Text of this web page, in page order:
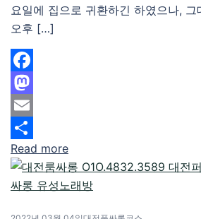
요일에 집으로 귀환하긴 하였으나, 그
오후 […]
Facebook
Mastodon
Email
Share
Read more